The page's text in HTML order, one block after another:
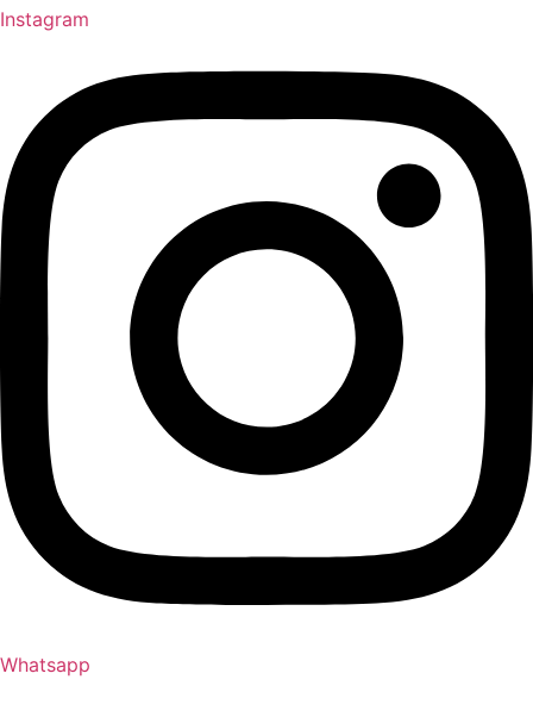
Instagram
Whatsapp